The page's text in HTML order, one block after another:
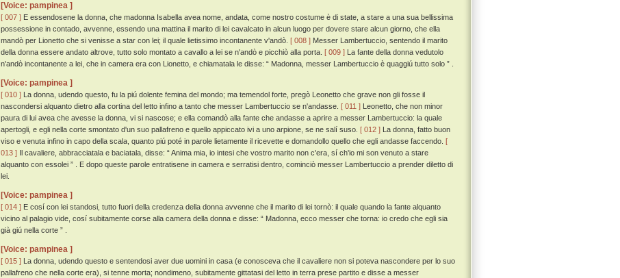
[Voice: pampinea ]
[ 007 ] E essendosene la donna, che madonna Isabella avea nome, andata, come nostro costume è di state, a stare a una sua bellissima
possessione in contado, avvenne, essendo una mattina il marito di lei cavalcato in alcun luogo per dovere stare alcun giorno, che ella
mandò per Lionetto che si venisse a star con lei; il quale lietissimo incontanente v'andò. [ 008 ] Messer Lambertuccio, sentendo il marito
della donna essere andato altrove, tutto solo montato a cavallo a lei se n'andò e picchiò alla porta. [ 009 ] La fante della donna vedutolo
n'andò incontanente a lei, che in camera era con Lionetto, e chiamatala le disse: “ Madonna, messer Lambertuccio è quaggiú tutto solo ” .
[Voice: pampinea ]
[ 010 ] La donna, udendo questo, fu la piú dolente femina del mondo; ma temendol forte, pregò Leonetto che grave non gli fosse il
nascondersi alquanto dietro alla cortina del letto infino a tanto che messer Lambertuccio se n'andasse. [ 011 ] Leonetto, che non minor
paura di lui avea che avesse la donna, vi si nascose; e ella comandò alla fante che andasse a aprire a messer Lambertuccio: la quale
apertogli, e egli nella corte smontato d'un suo pallafreno e quello appiccato ivi a uno arpione, se ne salí suso. [ 012 ] La donna, fatto buon
viso e venuta infino in capo della scala, quanto piú poté in parole lietamente il ricevette e domandollo quello che egli andasse faccendo. [
013 ] Il cavaliere, abbracciatala e baciatala, disse: “ Anima mia, io intesi che vostro marito non c'era, sí ch'io mi son venuto a stare
alquanto con essolei ” . E dopo queste parole entratisene in camera e serratisi dentro, cominciò messer Lambertuccio a prender diletto di
lei.
[Voice: pampinea ]
[ 014 ] E cosí con lei standosi, tutto fuori della credenza della donna avvenne che il marito di lei tornò: il quale quando la fante alquanto
vicino al palagio vide, cosí subitamente corse alla camera della donna e disse: “ Madonna, ecco messer che torna: io credo che egli sia
già giú nella corte ” .
[Voice: pampinea ]
[ 015 ] La donna, udendo questo e sentendosi aver due uomini in casa (e conosceva che il cavaliere non si poteva nascondere per lo suo
pallafreno che nella corte era), si tenne morta; nondimeno, subitamente gittatasi del letto in terra prese partito e disse a messer